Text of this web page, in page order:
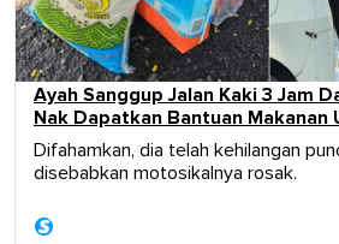
Ayah Sanggup Jalan Kaki 3 Jam
Nak Dapatkan Bantuan Makanan
Difahamkan, dia telah kehilangan
disebabkan motosikalnya rosak.